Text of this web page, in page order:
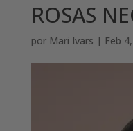
ROSAS
por Mari Ivars | Feb